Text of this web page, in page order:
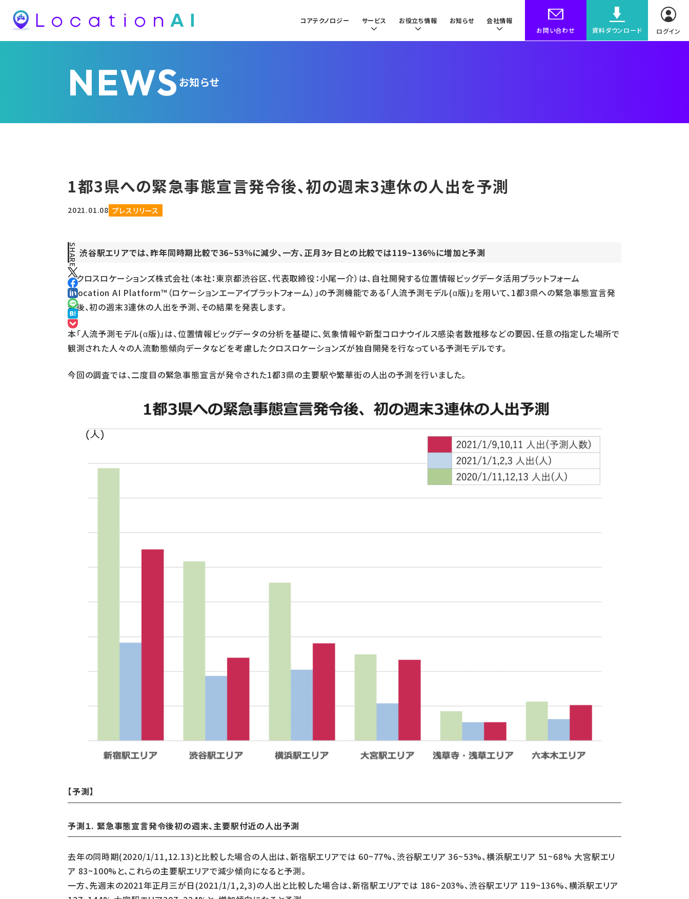
コアテクノロジー サービス お役立ち情報 お知らせ
会社情報
お問い合わせ
資料ダウンロード ログイン
NEWS お知らせ
1都3県への緊急事態宣言発令後、初の週末3連休の人出を予測
2021.01.08 プレスリリース
渋谷駅エリアでは、昨年同時期比較で36~53％に減少、一方、正月3ヶ日との比較では119~136％に増加と予測
クロスロケーションズ株式会社（本社：東京都渋谷区、代表取締役：小尾一介）は、自社開発する位置情報ビッグデータ活用プラットフォーム
「Location AI Platform™（ロケーションエーアイプラットフォーム）」の予測機能である「人流予測モデル(α版)」を用いて、1都3県への緊急事態宣言発
令後、初の週末3連休の人出を予測、その結果を発表します。
本「人流予測モデル(α版)」は、位置情報ビッグデータの分析を基礎に、気象情報や新型コロナウイルス感染者数推移などの要因、任意の指定した場所で
観測された人々の人流動態傾向データなどを考慮したクロスロケーションズが独自開発を行なっている予測モデルです。
今回の調査では、二度目の緊急事態宣言が発令された1都3県の主要駅や繁華街の人出の予測を行いました。
【予測】
予測１. 緊急事態宣言発令後初の週末、主要駅付近の人出予測
去年の同時期(2020/1/11,12.13)と比較した場合の人出は、新宿駅エリアでは 60~77%、渋谷駅エリア 36~53%、横浜駅エリア 51~68% 大宮駅エリ
ア 83~100%と、これらの主要駅エリアで減少傾向になると予測。
一方、先週末の2021年正月三が日(2021/1/1,2,3)の人出と比較した場合は、新宿駅エリアでは 186~203%、渋谷駅エリア 119~136%、横浜駅エリア
SHARE